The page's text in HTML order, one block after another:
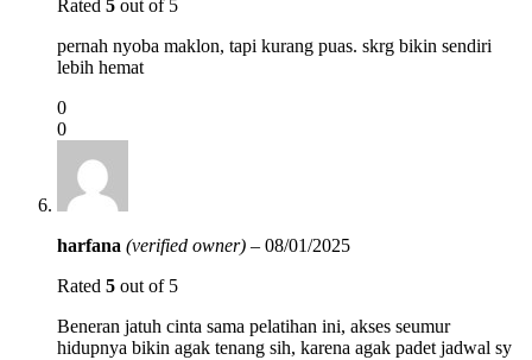
Rated 5 out of 5
pernah nyoba maklon, tapi kurang puas. skrg bikin sendiri
lebih hemat
0
0
harfana (verified owner) – 08/01/2025
Rated 5 out of 5
Beneran jatuh cinta sama pelatihan ini, akses seumur
hidupnya bikin agak tenang sih, karena agak padet jadwal sy